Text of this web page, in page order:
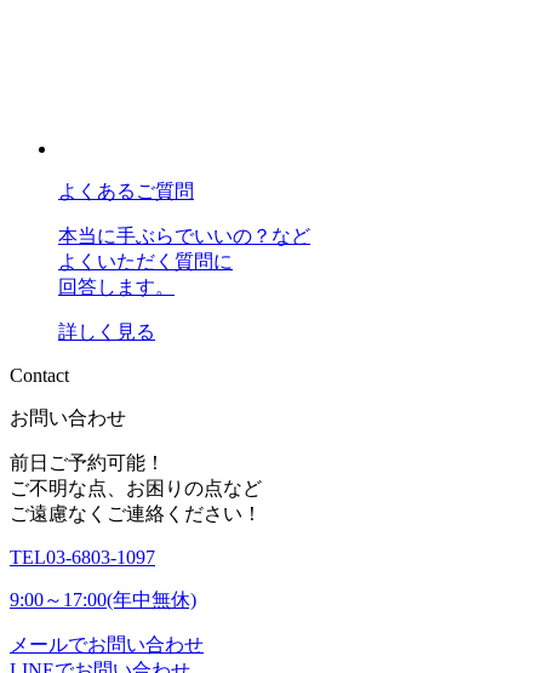
よくあるご質問
本当に手ぶらでいいの？など
よくいただく質問に
回答します。
詳しく見る
Contact
お問い合わせ
前日ご予約可能！
ご不明な点、お困りの点など
ご遠慮なくご連絡ください！
TEL03-6803-1097
9:00～17:00(年中無休)
メールでお問い合わせ